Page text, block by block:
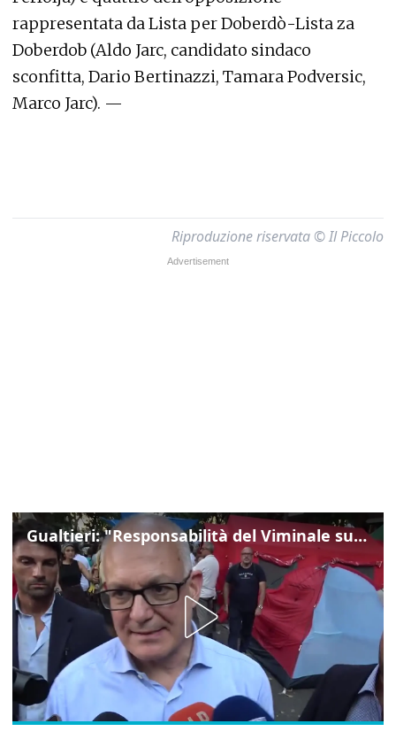
rappresentata da Lista per Doberdò-Lista za
Doberdob (Aldo Jarc, candidato sindaco
sconfitta, Dario Bertinazzi, Tamara Podversic,
Marco Jarc). —
Riproduzione riservata © Il Piccolo
Gualtieri: "Responsabilità del Viminale su Spin Time? La posizione dei partiti è nota"